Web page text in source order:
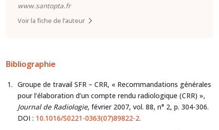
www.santopta.fr
Voir la fiche de l’auteur
Bibliographie
Groupe de travail SFR – CRR, « Recommandations générales
pour l’élaboration d’un compte rendu radiologique (CRR) »,
Journal de Radiologie, février 2007, vol. 88, n° 2, p. 304-306.
DOI : 10.1016/S0221-0363(07)89822-2.